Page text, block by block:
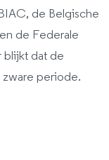
de Belgische
de Federale
blijkt dat de
periode.